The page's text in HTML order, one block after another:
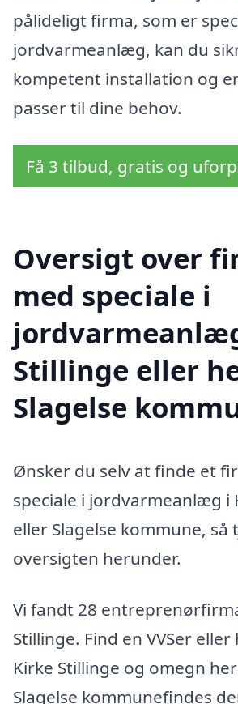
pålideligt firma, som er
jordvarmeanlæg, kan du
kompetent installation og
passer til dine behov.
Få 3 tilbud, gratis og
Oversigt over
med speciale i
Stillinge eller
Slagelse
Ønsker du selv at finde et
speciale i jordvarmeanlæg i
eller Slagelse kommune, så
oversigten herunder.
Vi fandt 28
Stillinge. Find en VVSer
Kirke Stillinge og omegn
Slagelse kommunefindes